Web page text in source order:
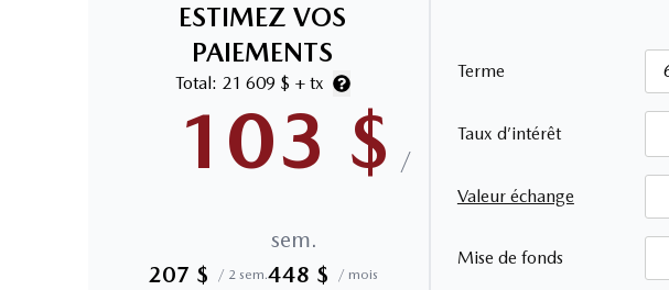
ESTIMEZ VOS
PAIEMENTS
Total: 21 609 $ + tx
103 $ /
sem.
207 $ / 2 sem.448 $ / mois
Terme
Taux d’intérêt
Valeur échange
Mise de fonds